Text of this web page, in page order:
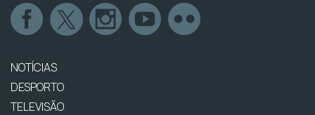
NOTÍCIAS
DESPORTO
TELEVISÃO